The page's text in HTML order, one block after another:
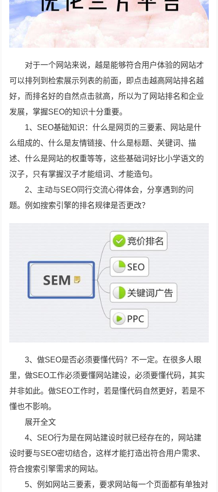
对于一个网站来说，越是能够符合用户体验的网站才
可以排列到检索展示列表的前面，即点击越高网站排名越
好，而排名好的自然点击就高，所以为了网站排名和企业
发展，掌握SEO的知识十分重要。
1、SEO基础知识：什么是网页的三要素、网站是什
么组成的、什么是友情链接、什么是标题、关键词、描
述、什么是网站的权重等等，这些基础词好比小学语文的
汉子，只有掌握汉子才能组词、才能造句。
2、主动与SEO同行交流心得体会，分享遇到的问
题。例如搜索引擎的排名规律是否更改？
3、做SEO是否必须要懂代码？不一定。在很多人眼
里，做SEO工作必须要懂网站建设，必须要懂代码，其实
并非如此。做SEO工作时，若是懂代码自然更好，若是不
懂也不影响。
展开全文
4、SEO行为是在网站建设时就已经存在的，网站建
设时要与SEO密切结合，这样才能打造出符合用户需求、
符合搜索引擎需求的网站。
5、例如网站三要素，要求网站每一个页面都有单独对